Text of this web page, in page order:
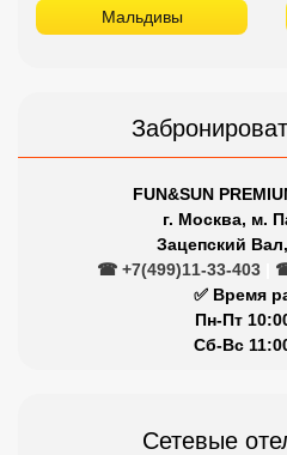
Мальдивы
FUN&SUN
г. Москва, м.
Зацепский
☎ +7(499)11-33-403
✅ Время
Пн-Пт
Сб-Вс
Сетевые